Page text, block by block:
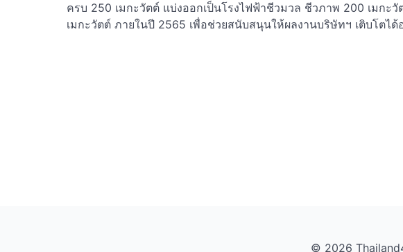
ครบ 250 เมกะวัตต์ แบ่งออกเป็นโรงไฟฟ้าชีวมวล ชีวภาพ 200 เมกะ
เมกะวัตต์ ภายในปี 2565 เพื่อช่วยสนับสนุนให้ผลงานบริษัทฯ เติบโตได้
© 2026